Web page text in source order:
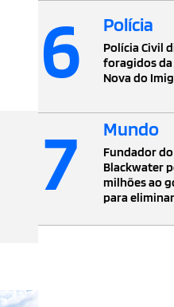
6 Polícia
Polícia Civil
foragidos da
Nova do
7 Mundo
Fundador
Blackwater
milhões ao
para